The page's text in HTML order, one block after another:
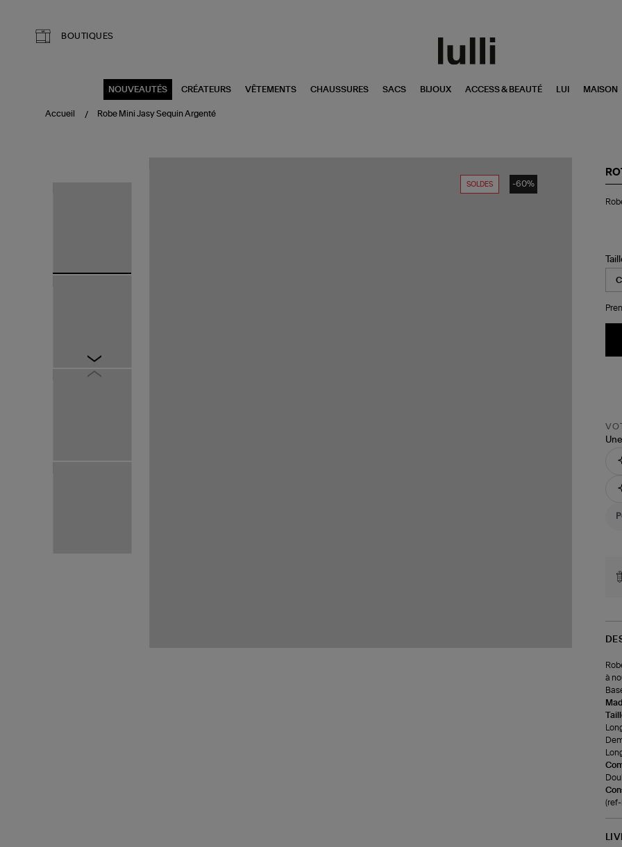
BOUTIQUES
NOUVEAUTÉS CRÉATEURS VÊTEMENTS CHAUSSURES SACS BIJOUX ACCESS & BEAUTÉ LUI MAISON
Accueil Robe Mini Jasy Sequin Argenté
SOLDES -60%
à